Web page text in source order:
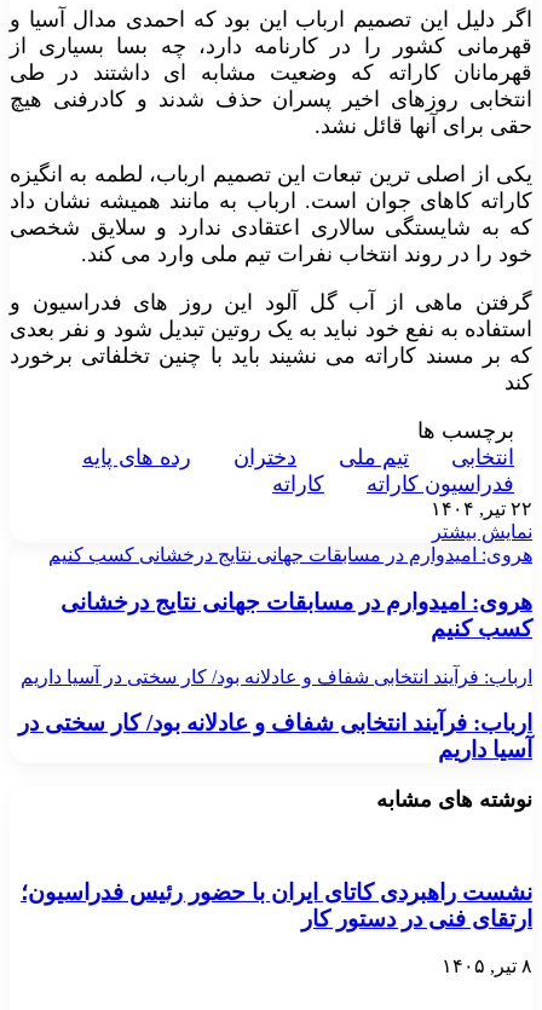
اگر دلیل این تصمیم ارباب این بود که احمدی مدال آسیا و
قهرمانی کشور را در کارنامه دارد، چه بسا بسیاری از
قهرمانان کاراته که وضعیت مشابه ای داشتند در طی
انتخابی روزهای اخیر پسران حذف شدند و کادرفنی هیچ
حقی برای آنها قائل نشد.
یکی از اصلی ترین تبعات این تصمیم ارباب، لطمه به انگیزه
کاراته کاهای جوان است. ارباب به مانند همیشه نشان داد
که به شایستگی سالاری اعتقادی ندارد و سلایق شخصی
خود را در روند انتخاب نفرات تیم ملی وارد می کند.
گرفتن ماهی از آب گل آلود این روز های فدراسیون و
استفاده به نفع خود نباید به یک روتین تبدیل شود و نفر بعدی
که بر مسند کاراته می نشیند باید با چنین تخلفاتی برخورد
کند
برچسب ها
انتخابی
تیم ملی دختران
رده های پایه
فدراسیون‌ کاراته
کاراته
۲۲ تیر, ۱۴۰۴
نمایش بیشتر
هروی: امیدوارم در مسابقات جهانی نتایج درخشانی کسب کنیم
هروی: امیدوارم در مسابقات جهانی نتایج درخشانی
کسب کنیم
ارباب: فرآیند انتخابی شفاف و عادلانه بود/ کار سختی در آسیا داریم
ارباب: فرآیند انتخابی شفاف و عادلانه بود/ کار سختی در
آسیا داریم
نوشته های مشابه
نشست راهبردی کاتای ایران با حضور رئیس فدراسیون؛
ارتقای فنی در دستور کار
۸ تیر, ۱۴۰۵